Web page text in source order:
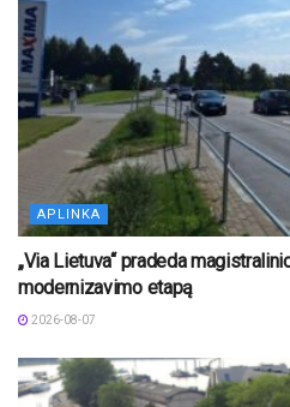
APLINKA
„Via Lietuva“ pradeda
modernizavimo etapą
2026-08-07